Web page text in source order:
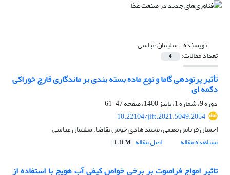
نویسنده =سلیمان عباسی
تعداد مقالات: 4
تأثیر پرتودهی گاما و نوع ماده بسته بندی بر ماندگاری قارچ خوراکی
دکمه ای
دوره 9، شماره 1، پاییز 1400، صفحه
47-61
10.22104/jift.2021.5049.2054
احسان فرتاش نعیمی، محمد هادی خوش تقاضا، سلیمان عباسی
مشاهده مقاله
اصل مقاله 1.11 M
تاثیر امواج فراصوت بر برخی خواص کیفی آب هویج با استفاده از